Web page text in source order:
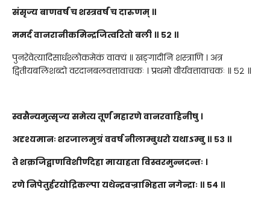
संसृज्य बाणवर्षं च शस्त्रवर्षं च दारुणम् ॥
ममर्द वानरानीकमिन्द्रजित्वरितो बली ॥ ५२ ॥
पुनरेवेत्यादिसार्धश्लोकमेकं वाक्यं ॥ खङ्गादीनि शस्त्राणि । अत्र
द्वितीयबलिशब्दो वरदानबलवत्तावाचकः । प्रथमो वीर्यवत्तावाचकः ॥ ५२ ॥
स्वसैन्यमुत्सृज्य समेत्य तूर्णं महारणे वानरवाहिनीषु ।
अदृश्यमानः शरजालमुग्रं ववर्ष नीलाम्बुधरो यथाऽम्बु ॥ ५३ ॥
ते शक्रजिद्बाणविशीर्णदेहा मायाहता विस्वरमुन्नदन्तः ।
रणे निपेतुर्हरयोद्रिकल्पा यथेन्द्रवज्राभिहता नगेन्द्राः ॥ ५४ ॥